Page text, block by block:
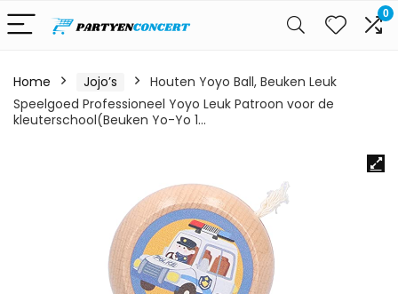
0
Home Jojo’s
Houten Yoyo Ball, Beuken Leuk
Speelgoed Professioneel Yoyo Leuk Patroon voor de
kleuterschool(Beuken Yo-Yo 1…